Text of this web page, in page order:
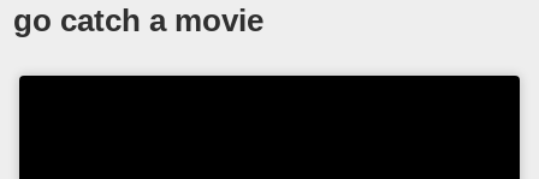
go catch a movie